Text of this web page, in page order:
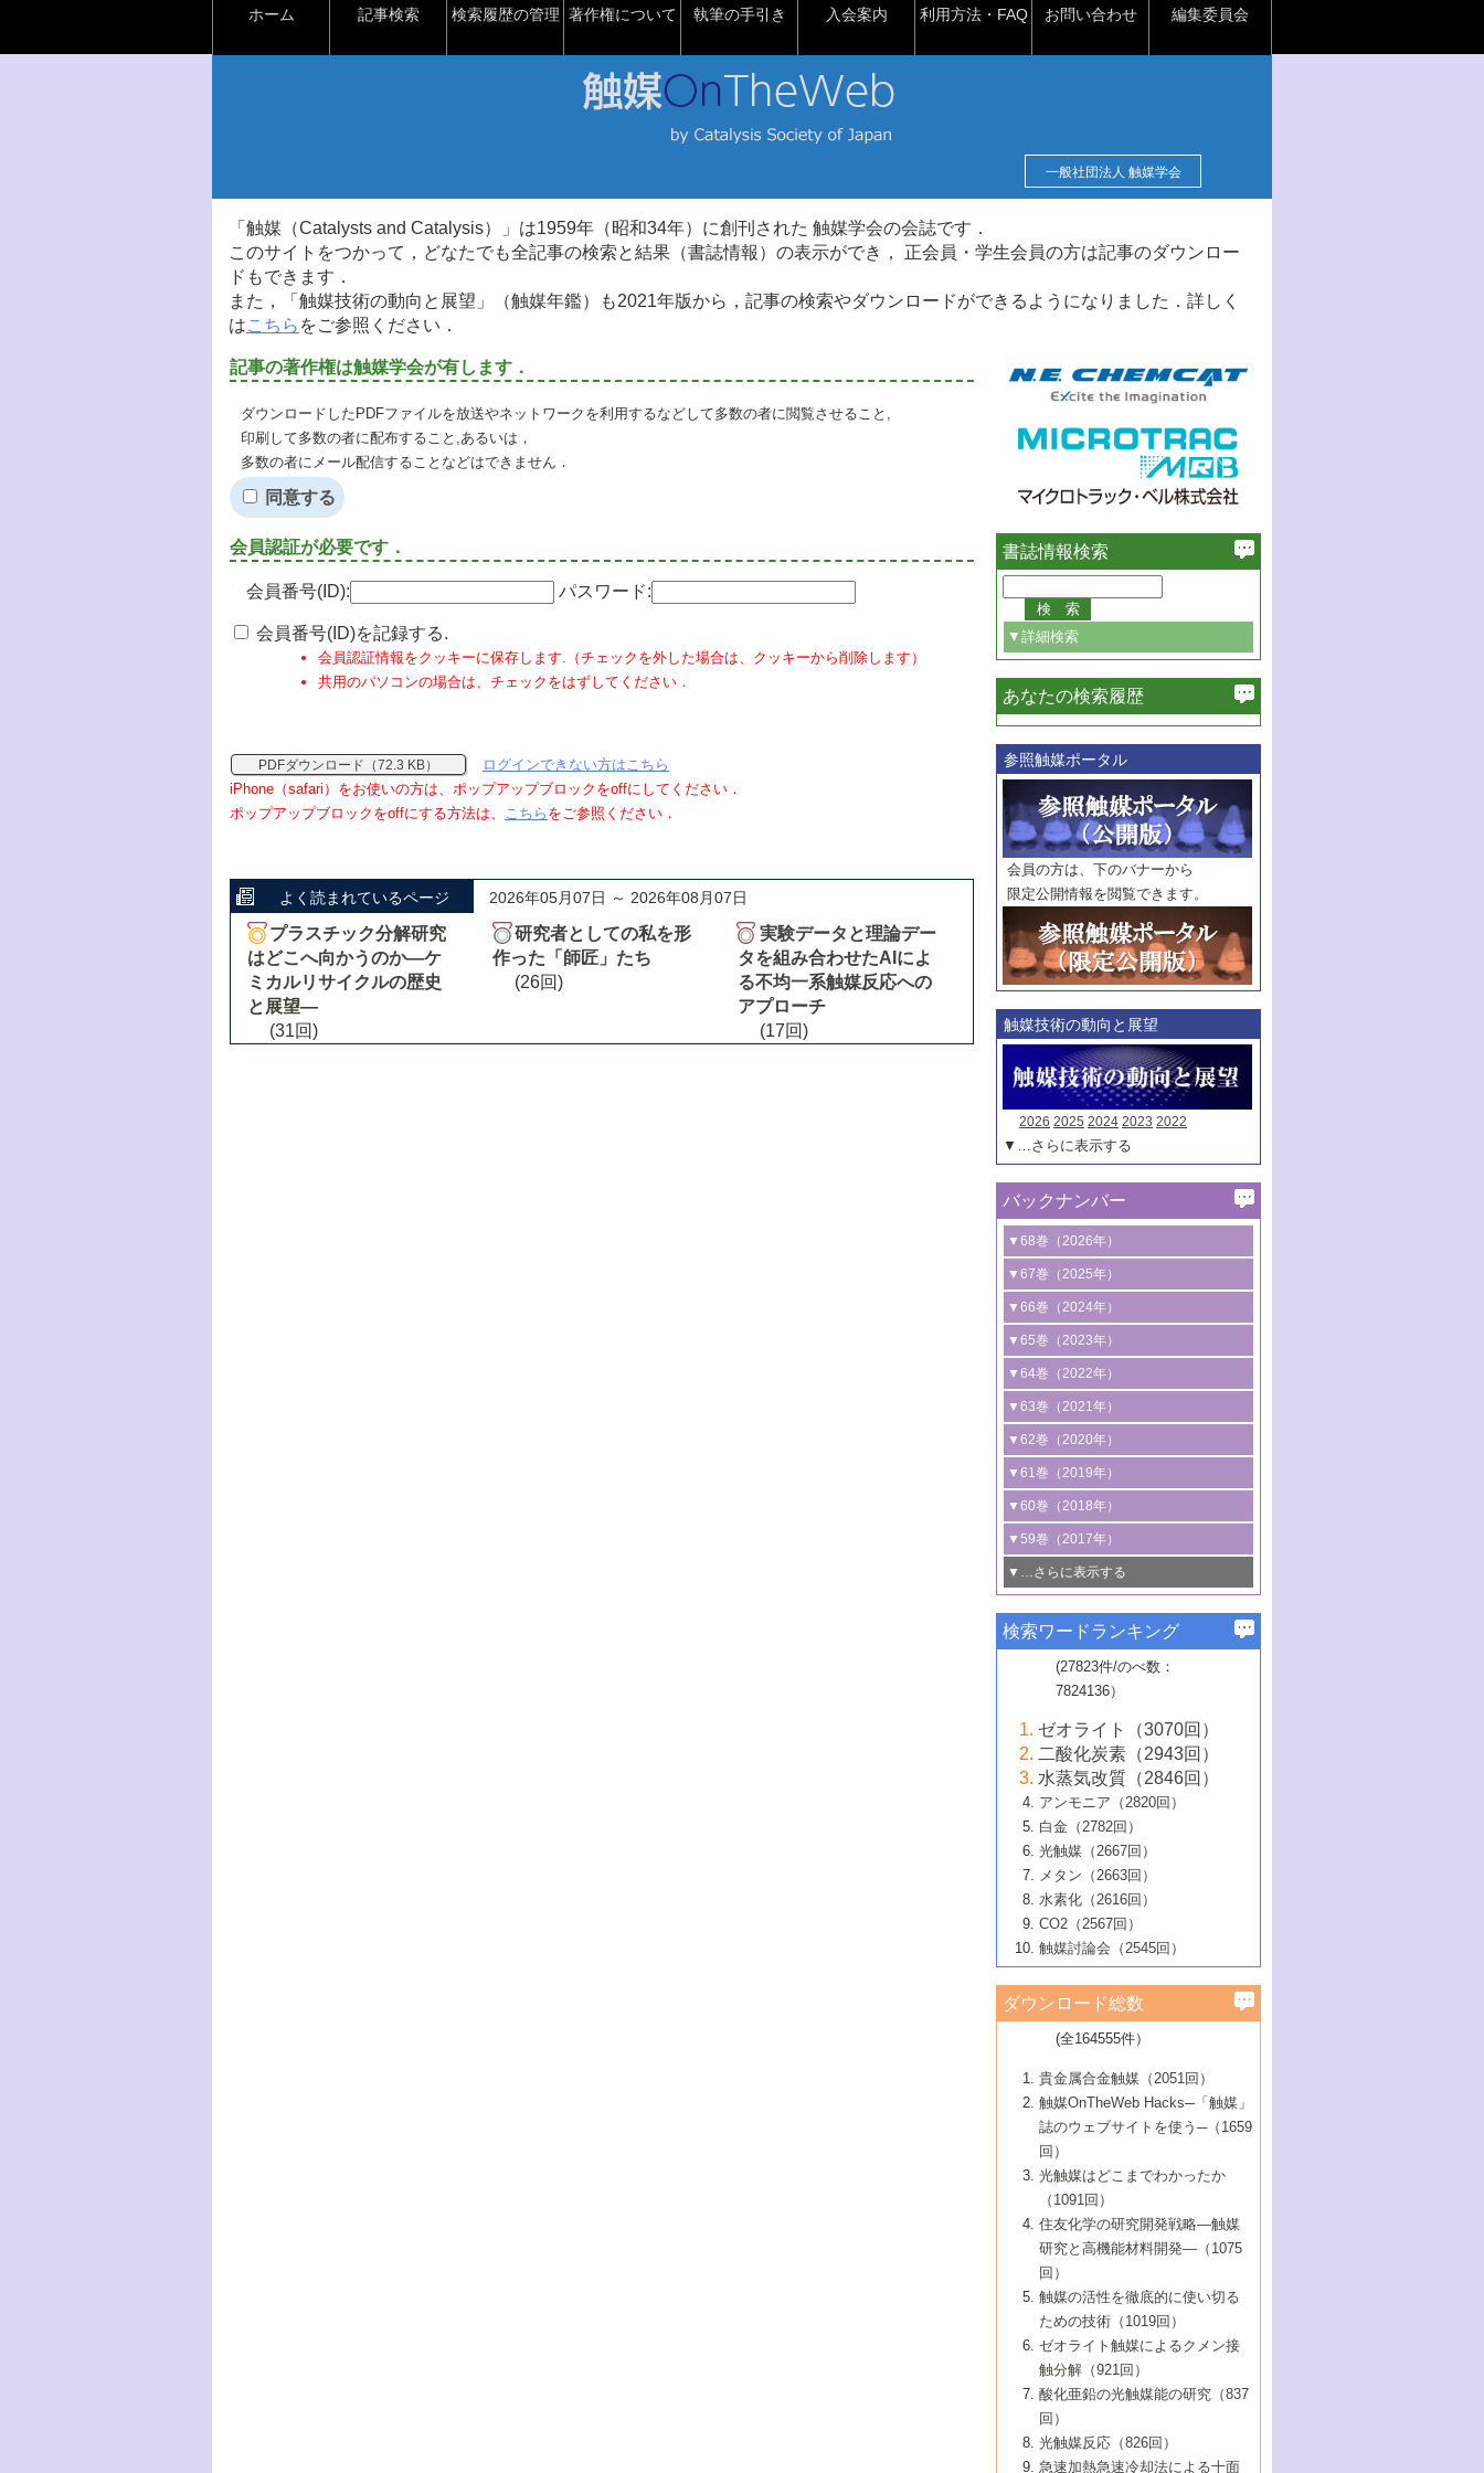
ホーム 記事検索 検索履歴の管理 著作権について 執筆の手引き 入会案内 利用方法・FAQ お問い合わせ 編集委員会
一般社団法人 触媒学会
「触媒（Catalysts and Catalysis）」は1959年（昭和34年）に創刊された 触媒学会の会誌です．
このサイトをつかって，どなたでも全記事の検索と結果（書誌情報）の表示ができ， 正会員・学生会員の方は記事のダウンロー
ドもできます．
また，「触媒技術の動向と展望」（触媒年鑑）も2021年版から，記事の検索やダウンロードができるようになりました．詳しく
はこちら をご参照ください．
記事の著作権は触媒学会が有します．
ダウンロードしたPDFファイルを放送やネットワークを利用するなどして多数の者に閲覧させること,
印刷して多数の者に配布すること,あるいは，
多数の者にメール配信することなどはできません．
同意する
会員認証が必要です．
会員番号(ID): パスワード:
会員番号(ID)を記録する.
会員認証情報をクッキーに保存します.（チェックを外した場合は、クッキーから削除します）
共用のパソコンの場合は、チェックをはずしてください．
PDFダウンロード（72.3 KB）
ログインできない方はこちら
iPhone（safari）をお使いの方は、ポップアップブロックをoffにしてください．
ポップアップブロックをoffにする方法は、 こちら をご参照ください．
よく読まれているページ 2026年05月07日 ～ 2026年08月07日
プラスチック分解研究
はどこへ向かうのか―ケ
ミカルリサイクルの歴史
と展望―
(31回)
研究者としての私を形
作った「師匠」たち
(26回)
実験データと理論デー
タを組み合わせたAIによ
る不均一系触媒反応への
アプローチ
(17回)
書誌情報検索
▼詳細検索
必ず含む
巻・号指定
巻
号
範囲指定
巻
号～
巻
号
触媒年鑑
年度
記事種別
マーク：
マークあり
あなたの検索履歴
参照触媒ポータル
会員の方は、下のバナーから
限定公開情報を閲覧できます。
触媒技術の動向と展望
2026 2025 2024 2023 2022
▼…さらに表示する
バックナンバー
▼68巻（2026年）
1号 過酸化水素合成に関する研究動向
2号 コンピューター技術により加速する
触媒開発
3号 有機分子変換やCO 資源化のための
光触媒に関する最近の研究
B号 第137回触媒討論会（2026年）
▼67巻（2025年）
1号 CO
水素化によるグリーン燃料/グリ
ーンケミカル製造
2号 水素製造のための水分解技術に関す
る最近の研究
3号 オレフィン系樹脂の精密合成に関す
る最新技術
4号 アルコール類の効率的変換を実現す
る非貴金属触媒の研究動向
5号 ゼオライトの合成と応用における研
究動向
6号 ヘテロ接合界面
B号 第135回触媒討論会（2025年）
▼66巻（2024年）
1号 低次元ナノ構造を有する触媒材料
2号 規制反応場を活用した固体触媒研究
の新展開
3号 未踏分子変換を目指した酸化触媒プ
ロセスの最前線
4号 シンクロトロン放射光および中性子
線を利用した触媒解析技術の最先端
5号 単原子触媒
6号 参照触媒委員会からのお知らせ
B号 第133回触媒討論会（2023年）
▼65巻（2023年）
1号 炭素が関わる触媒機能
2号 プラスチックケミカルリサイクルの
ための触媒技術
3号 非酸化物系金属化合物を基盤とした
触媒材料の開発
4号 格子酸素・格子酸素欠陥を利用した
触媒反応
5号 生体触媒によるエネルギー変換反応
6号 窒素とリンの循環のための触媒・機
能性材料
▼64巻（2022年）
1号 合成ガス製造とCOを用いるケミカル
ズ合成の最新動向
2号 化学品合成のための合金触媒開発
3号 CO の排出削減および有効活用のた
めの触媒技術
4号 若手による情報発信企画～とびたて
若き触媒の研究者たち～（1）
若き触媒の研究者たち～（2）
6号 石油のノーブル・ユースを志向した
触媒技術
大学：オンライン・対面開催）
▼63巻（2021年）
1号 金触媒の新展開
2号 ペロブスカイト
3号 特殊反応場を利用した触媒的分子変
換反応
4号 多孔質材料を用いた触媒の新展開
5号 情報学的手法を用いた触媒開発
6号 カーボンニュートラルに向けた電解
技術
B号 第127回触媒討論会（2021年・オン
ライン開催(Zoom)のみ）
▼62巻（2020年）
1号 触媒設計を拓く欠陥構造のキャラク
タリゼーション
2号 機能化学品製造に資するクリーンな
触媒的酸化反応
3号 水処理のための触媒化学
4号 光触媒を用いた水分解の最新の研究
動向
5号 次世代の触媒プロセスを支えるマイ
6号 メタン転換技術の最新動向
B号 第125回触媒討論会（2020年・工学
院大学）
▼61巻（2019年）
1号 物質移動制御に着目した触媒プロセ
ス開発
2号 CO2 フリー水素サプライチェーンに
関わる触媒開発動向
3号 精密高分子合成に関する最近の研究
動向
4号 バイオマス化成品製造のための触媒
5号 固体触媒による含窒素有機化合物変
換の最前線
6号 貴金属使用量低減に向けた自動車排
ガス浄化触媒の開発
B号 第123回触媒討論会（2019年・大阪
▼60巻（2018年）
1号 固体酸触媒の最新の研究動向
2号 二酸化炭素からの有用化学品合成
3号 ナノ粒子・クラスター触媒の最前線
4号 60周年記念企画
5号 進化するゼオライト合成技術
6号 非貴金属系触媒における電気化学的
B号 第121回触媒討論会（2018年・東京
大学）
▼59巻（2017年）
1号 いたるところに，触媒
最先端技術
3号 無機分離膜材料の開発と触媒反応プ
ロセスへの適用
5号 水素のふるまいを解き明かす最先端
研究
6号 低級アルカンの有効利用のための触
媒技術
B号 第119回触媒討論会（2017年・首都
大学東京）
▼…さらに表示する
1号 ユニークな構造の高分子を生み出す触
2号 リグニンからの化成品製造に向けた触
媒技術
3号 触媒研究の最先端～とびたて若き研究
者たち～（1）
4号 触媒研究の最先端～とびたて若き研究
者たち～（2）
5号 触媒研究の最先端～とびたて若き研究
者たち～（3）
6号 イオニクス材料と燃料電池・電解合成
の最新の研究動向
B号 第117回触媒討論会（2016年・大阪府
立大学）
▼57巻（2015年）
1号 水素キャリアにかかわる触媒技術の新
2号 石油精製用触媒の最近の進展
3号 固体酸化物形燃料電池（SOFC）におけ
るアノード触媒上での燃料直接改質技術
4号 コアシェル構造の制御による触媒機能
5号 工業触媒およびその周辺技術の最近の
進歩
6号 ナノシート
B号 第115回触媒討論会（2015年・成蹊大
▼56巻（2014年）
2号 光触媒反応機構に関する最新の研究動
向
開発動向
4号 人工光合成に向けた近年のアプローチ
5号 未利用熱エネルギーの有効活用に貢献
する触媒技術
6号 ポリオキソメタレート
B号 第113回触媒討論会（2014年・ロワジ
ールホテル豊橋）
1号 高耐久性燃料電池システム用触媒にお
ける新展開
2号 リビングラジカル重合の最近の動向
3号 天然ガスの化学工業的展開に関する触
媒技術
4号 貴金属触媒の精密構造制御とその活用
5号 バイオマス化成品製造のための固体触
6号 ナノ空間─吸着状態解析から新機能開拓
B号 第111回触媒討論会（2013年・関西大
▼54巻（2012年）
1号 規則性多孔体の利用技術における最近
の進歩
2号 第109回触媒討論会
3号 貴金属低減技術の最新動向
4号 貴金属代替技術の最新動向
5号 光触媒による物質変換反応の新展開
6号 グラフェン
7号 水素を利用する化成品合成の新潮流
▼53巻（2011年）
1号 金属学から見る合金触媒の新展開
2号 第107回触媒討論会
3号 触媒のその場観察法の進歩（１）
4号 触媒のその場観察法の進歩（２）
5号 不活性結合の触媒的活性化による有機
合成
6号 新しい固体酸触媒技術
7号 ゼオライト合成における最近の進歩
▼52巻（2010年）
1号 触媒の劣化対策と長寿命触媒開発
2号 第105回触媒討論会
3号 ナノ構造が拓く新機能
4号 活性サイトおよびその環境の精密な設
計による触媒の高機能化
5号 触媒を有効に使うための技術
7号 有機分子触媒による精密有機合成
8号 高機能化ポリオレフィンに向けた重合
触媒の最近の進展
1号 炭素材料－熱い注目を集める材料－
2号 第103回触媒討論会
3号 環境浄化用光触媒の現状と課題
4号 水素社会の実現に向けた水素製造・貯
蔵技術の進歩
5号 CO2が関わる触媒・材料
7号 持続可能社会実現のための触媒および
触媒関連技術
▼50巻（2008年）
1号 触媒化学と学会のこの10年，半世紀，
そして未来
2号 第101回触媒討論会
4号 錯体を利用したユニークな表面構造の
構築と機能
5号 若手会員による触媒研究の未来展望1：
企業編
6号 第102回触媒討論会
7号 触媒・化学反応における計算化学の進
8号 若手研究者による触媒研究の未来展望
2：大学・研究所編
▼49巻（2007年）
1号 含フッ素化合物の合成と触媒
2号 第99回触媒討論会
3号 実用的ファインケミカル合成プロセス
を実現する触媒
5号 こんな物質，あんな物質―新たな触媒
の可能性―
7号 『結晶の化学』を活かした触媒研究
8号 イオン液体の応用
▼48巻（2006年）
1号 固体酸触媒の最近の進歩
2号 第97回触媒討論会
3号 リビング重合触媒の最近の展開
5号 水素製造・貯蔵のための触媒技術の新
しい展開
6号 第98回触媒討論会
7号 基礎化学品製造の触媒技術
8号 多機能型リアクター
1号 最近の触媒担体とその効果
2号 第95回触媒討論会
4号 水分解用光触媒材料
5号 時間分解分光の進歩と応用
6号 第96回触媒討論会
8号 超臨界流体を用いた化学プロセスの新
▼46巻（2004年）
1号 部分酸化反応触媒の最前線
2号 第93回触媒討論会
3号 特殊エネルギー場の触媒反応
4号 生体内における金属の触媒作用
5号 ファインケミカルズの展開に寄与する
6号 第94回触媒討論会
7号 サブナノレベルでみた新しい表面現象
8号 オレフィン重合触媒の新たな展
▼45巻（2003年）
1号 なぜこの触媒が良いのか？
2号 第91回触媒討論会
3号 最近の自動車排ガス処理技術
4号 触媒研究の現状と将来─第90回触媒討論
5号 基礎化学品製造の触媒技術
6号 第92回触媒討論会
7号 基礎化学品製造の触媒技術
8号 資源の循環と触媒技術
▼44巻（2002年）
1号 高次制御された触媒の化学
2号 第89回触媒討論会
3号 触媒を利用した電気化学の新展開
4号 ナノ材料の調製と機能化
5号 こんな触媒が欲しい
6号 第90回触媒討論会
7号 触媒研究と学術雑誌/情報
8号 若い世代からみた触媒化学の現状と未
▼43巻（2001年）
1号 グリーンケミストリーと触媒
2号 第87回触媒討論会特集号
3号 生体触媒とバイオプロセス
4号 水素製造・利用の触媒化学
5号 触媒研究における新しい切り口：コン
ビナトリアルケミストリー
6号 第88回触媒討論会特集号
7号 企業における触媒研究のブレークスル
8号 この材料を触媒として使ってみません
▼42巻（2000年）
1号 触媒反応工学の明日を拓く
2号 第85回触媒討論会
3号 反応ダイナミクス
5号 触媒のおもしろさをどのように伝える
6号 第86回触媒討論会
7号 水素化精製触媒の新しい展開
8号 新しい反応性と機能性を目指した金属
クラスタ-化学
▼41巻（1999年）
1号 孔、穴、あな?-特異な空間とその利用-
2号 第83回触媒討論会
3号 均一系触媒反応最前線
4号 実用炭素材料の新展開
5号 研究の方法論を考える
7号 機能性金属材料と触媒
8号 触媒研究へのNMRの応用と展望
▼40巻（1998年）
進展と21世紀への提言/創立40周年記念・触
媒学会この10年の歩みとこれから/創立40周
2号 第81回触媒討論会
3号 計算機触媒化学へのさそい
4号 触媒劣化の制御と予測
5号 最新の実用プロセスと触媒
6号 第82回触媒討論会
1号 均一系と不均一系触媒反応-その特徴と
接点
2号 第79回触媒討論会
3号 最新NO除去触媒の実用化研究
4号 新しい反応場を目指した触媒調製
5号 反応・分離技術の新しい展開
6号 第80回触媒討論会
▼38巻（1996年）
1号 触媒の構造と触媒作用/C1化学を中心と
する21世紀への触媒
3号 オリンピックメダル:金・銀・銅はどん
な触媒作用を示すか
4号 触媒作用における機能の複合化
▼37巻（1995年）
1号 ファインケミカルズと固体触媒
2号 第75回触媒討論会
3号 希土類を利用した触媒
4号 触媒とリサイクル
5号 エネルギー変換触媒
▼36巻（1994年）
1号 電気化学と触媒
2号 第73回触媒討論会
3号 C4化学の展開
4号 《通常号》
▼35巻（1993年）
1号 工業触媒開発マニュアル―探索から工
業化まで
2号 第71回触媒討論会
▼34巻（1992年）
1号 インパクトを与えたこの研究
2号 第69回触媒討論会
▼33巻（1991年）
1号 触媒プロセス開発マニュアル―探索か
▼32巻（1990年）
検索ワードランキング
(27823件/のべ数：
7824136）
ゼオライト（3070回）
二酸化炭素（2943回）
水蒸気改質（2846回）
アンモニア（2820回）
白金（2782回）
光触媒（2667回）
メタン（2663回）
水素化（2616回）
CO2（2567回）
触媒討論会（2545回）
ダウンロード総数
(全164555件）
貴金属合金触媒（2051回）
触媒OnTheWeb Hacks─「触媒」
誌のウェブサイトを使う─（1659
回）
光触媒はどこまでわかったか
（1091回）
住友化学の研究開発戦略―触媒
研究と高機能材料開発―（1075
回）
触媒の活性を徹底的に使い切る
ための技術（1019回）
ゼオライト触媒によるクメン接
触分解（921回）
酸化亜鉛の光触媒能の研究（837
回）
光触媒反応（826回）
急速加熱急速冷却法による十面